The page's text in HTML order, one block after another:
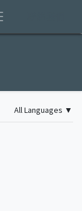
All Languages ▼